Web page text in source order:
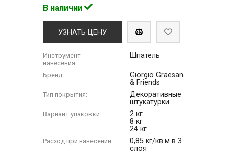
В наличии
УЗНАТЬ ЦЕНУ
Инструмент
нанесения:
Шпатель
Бренд:
Giorgio Graesan
& Friends
Тип покрытия:
Декоративные
штукатурки
Вариант упаковки:
2 кг
8 кг
24 кг
Расход при нанесении:
0,85 кг/кв.м в 3
слоя